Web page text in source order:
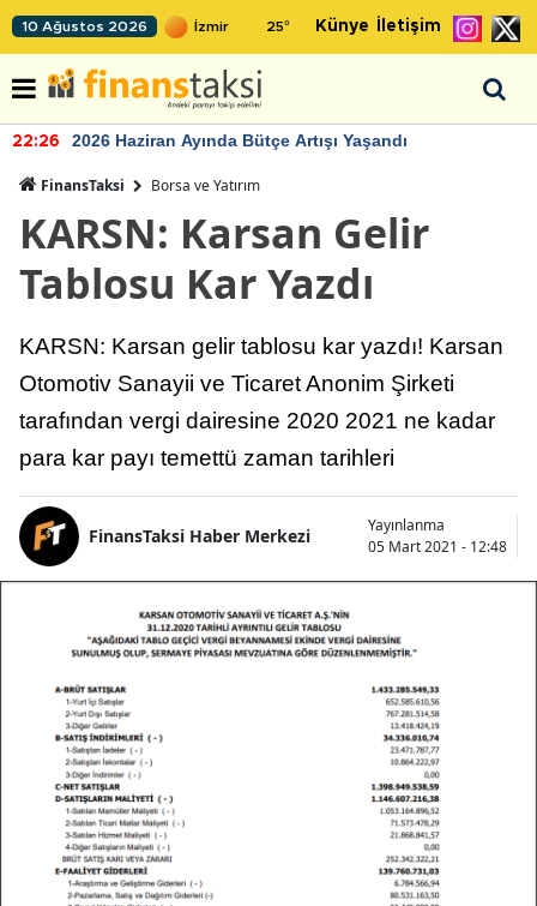
10 Ağustos 2026 25° Künye İletişim
22:26 2026 Haziran Ayında Bütçe Artışı Yaşandı
FinansTaksi Borsa ve Yatırım
KARSN: Karsan Gelir
Tablosu Kar Yazdı
KARSN: Karsan gelir tablosu kar yazdı! Karsan
Otomotiv Sanayii ve Ticaret Anonim Şirketi
tarafından vergi dairesine 2020 2021 ne kadar
para kar payı temettü zaman tarihleri
FinansTaksi Haber Merkezi
Yayınlanma
05 Mart 2021 - 12:48